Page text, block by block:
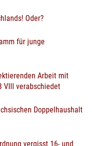
Oder?
für junge
Arbeit mit
VIII verabschiedet
Doppelhaushalt
vergisst 16- und